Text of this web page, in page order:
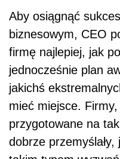
Aby osiągnąć
biznesowym, CEO
firmę najlepiej, jak
jednocześnie plan
jakichś
mieć miejsce.
przygotowane na
dobrze